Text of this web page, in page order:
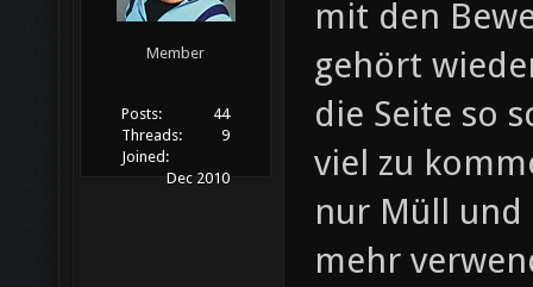
Member
Posts:
44
Threads:
9
Joined:
Dec 2010
mit den
gehört
die Seite so
viel zu
nur Müll und
mehr